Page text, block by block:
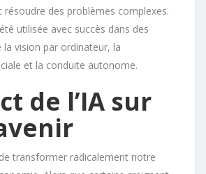
résoudre des problèmes complexes.
utilisée avec succès dans des
vision par ordinateur, la
et la conduite autonome.
de l’IA sur
transformer radicalement notre